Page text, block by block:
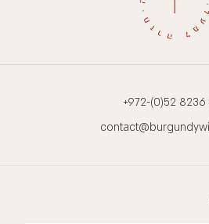
+972-(0)52 8236